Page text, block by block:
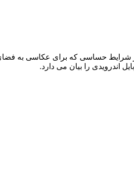
شرایط حساسی که برای عکاسی به فضای